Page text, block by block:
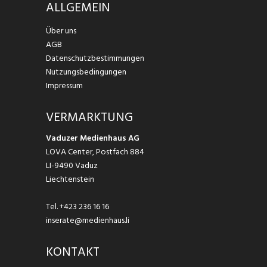
ALLGEMEIN
Über uns
AGB
Datenschutzbestimmungen
Nutzungsbedingungen
Impressum
VERMARKTUNG
Vaduzer Medienhaus AG
LOVA Center, Postfach 884
LI-9490 Vaduz
Liechtenstein
Tel.+423 236 16 16
inserate@medienhaus.li
KONTAKT